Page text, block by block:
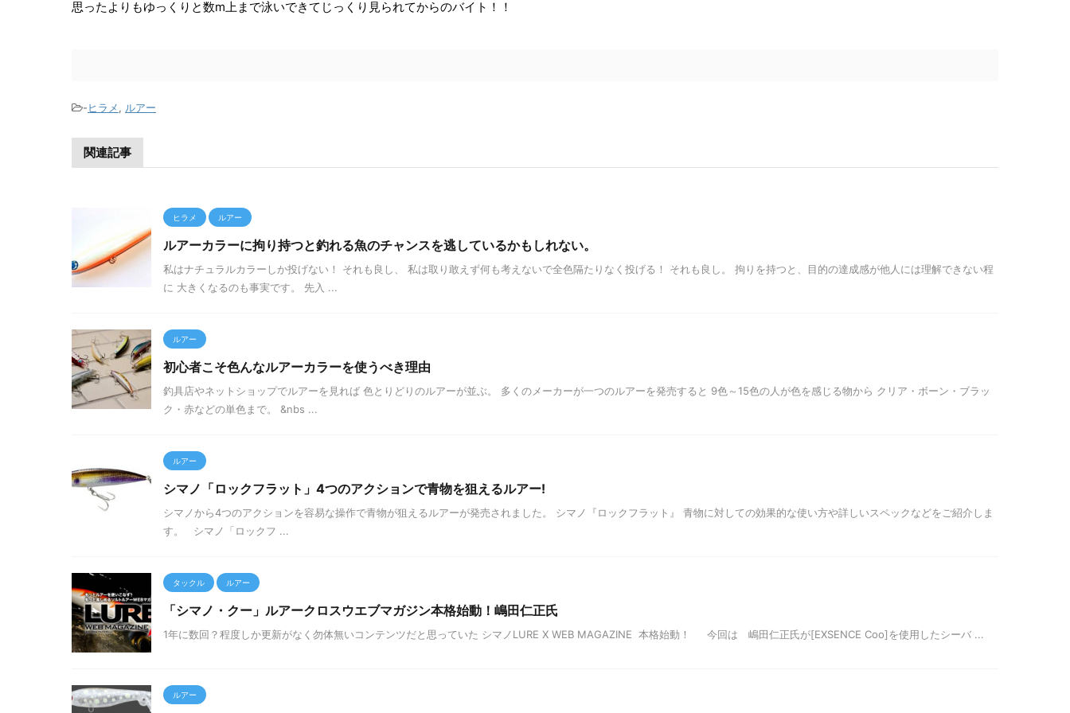
思ったよりもゆっくりと数m上まで泳いできてじっくり見られてからのバイト！！
-ヒラメ, ルアー
関連記事
ヒラメ ルアー
ルアーカラーに拘り持つと釣れる魚のチャンスを逃しているかもしれない。
私はナチュラルカラーしか投げない！ それも良し、 私は取り敢えず何も考えないで全色隔たりなく投げる！ それも良し。 拘りを持つと、目的の達成感が他人には理解できない程
に 大きくなるのも事実です。 先入 ...
ルアー
初心者こそ色んなルアーカラーを使うべき理由
釣具店やネットショップでルアーを見れば 色とりどりのルアーが並ぶ。 多くのメーカーが一つのルアーを発売すると 9色～15色の人が色を感じる物から クリア・ボーン・ブラッ
ク・赤などの単色まで。 &nbs ...
ルアー
シマノ「ロックフラット」4つのアクションで青物を狙えるルアー!
シマノから4つのアクションを容易な操作で青物が狙えるルアーが発売されました。 シマノ『ロックフラット』 青物に対しての効果的な使い方や詳しいスペックなどをご紹介しま
す。 シマノ「ロックフ ...
タックル ルアー
「シマノ・クー」ルアークロスウエブマガジン本格始動！嶋田仁正氏
1年に数回？程度しか更新がなく勿体無いコンテンツだと思っていた シマノLURE X WEB MAGAZINE 本格始動！ 今回は 嶋田仁正氏が[EXSENCE Coo]を使用したシーバ ...
ルアー